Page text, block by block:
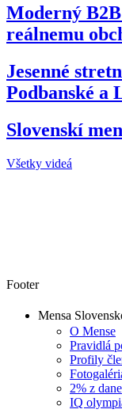
Moderný
reálnemu
Jesenné
Podbanské a
Slovenskí
Všetky videá
Footer
Mensa
O Mense
Pravidlá
Profily
2% z dane
IQ